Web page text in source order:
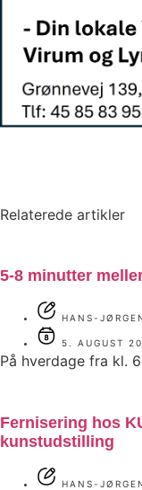
Relaterede artikler
5-8 minutter
HANS-
5. AUGUST
På hverdage fra kl.
Fernisering hos
kunstudstilling
HANS-